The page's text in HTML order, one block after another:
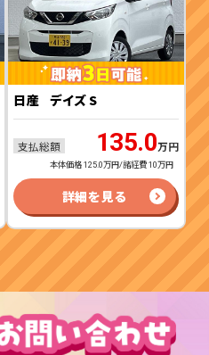
日産 デイズ S
支払総額 135.0万円
本体価格 125.0万円/諸経費 10万円
詳細を見る